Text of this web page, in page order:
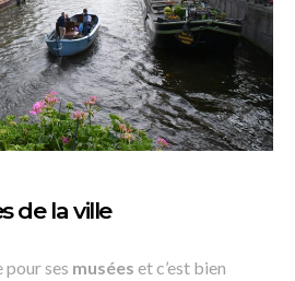
de la ville
ses musées et c’est bien